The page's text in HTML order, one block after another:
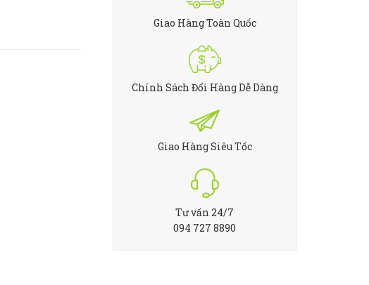
Giao Hàng Toàn Quốc
Chính Sách Đổi Hàng Dễ Dàng
Giao Hàng Siêu Tốc
Tư vấn 24/7
094 727 8890